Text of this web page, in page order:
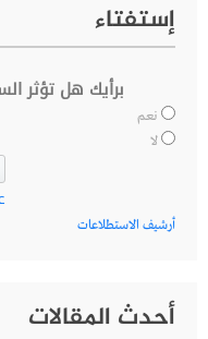
إستفتاء
برأيك هل تؤثر
نعم
لا
أرشيف الاستطلاعات
أحدث المقالات